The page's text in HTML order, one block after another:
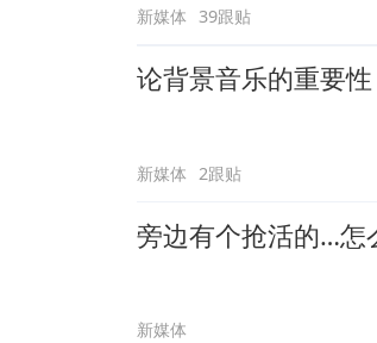
新媒体 39跟贴
论背景音乐的重要性
新媒体 2跟贴
旁边有个抢活的…怎
新媒体